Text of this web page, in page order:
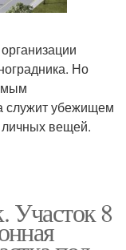
Но
служит убежищем
личных вещей.
Участок 8